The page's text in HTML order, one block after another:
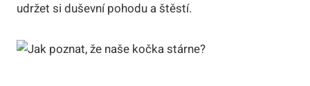
udržet si duševní pohodu a štěstí.